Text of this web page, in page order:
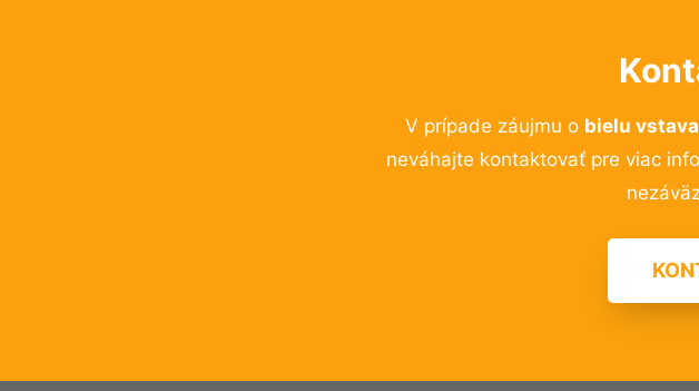
V prípade záujmu o bielu
neváhajte kontaktovať pre viac